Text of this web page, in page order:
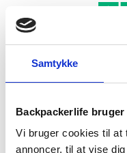
Samtykke
Backpackerlife bruger
Vi bruger cookies til at
annoncer, til at vise
BESKRIVELSE